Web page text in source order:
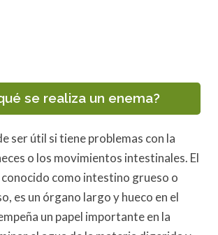
se realiza un enema?
ser útil si tiene problemas con la
o los movimientos intestinales. El
como intestino grueso o
es un órgano largo y hueco en el
un papel importante en la